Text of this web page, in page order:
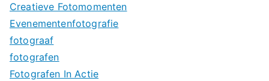
Creatieve Fotomomenten
Evenementenfotografie
fotograaf
fotografen
Fotografen In Actie